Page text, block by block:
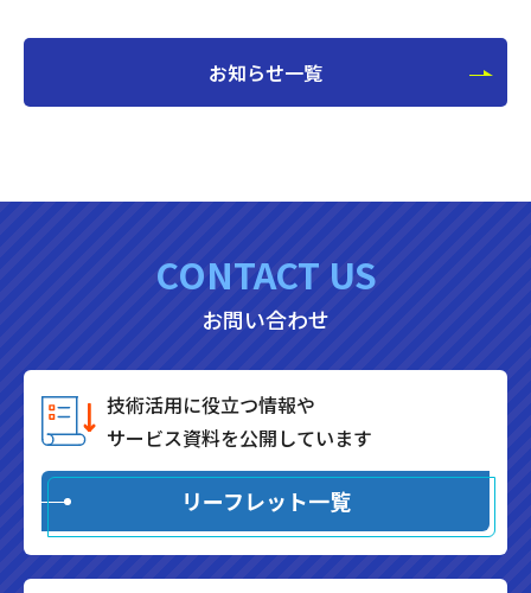
お知らせ一覧
CONTACT US
お問い合わせ
技術活用に役立つ情報や
サービス資料を公開しています
リーフレット一覧